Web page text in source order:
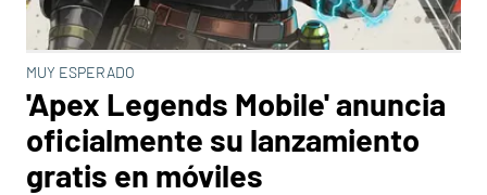
MUY ESPERADO
'Apex Legends Mobile' anuncia
oficialmente su lanzamiento
gratis en móviles